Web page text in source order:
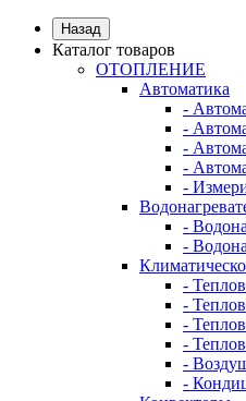
Назад
Каталог товаров
ОТОПЛЕНИЕ
Автоматика
-
-
-
-
-
-
-
-
-
-
-
-
-